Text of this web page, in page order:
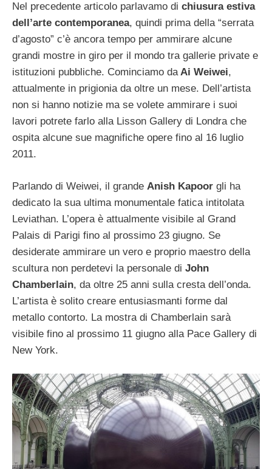
Nel precedente articolo parlavamo di chiusura estiva
dell’arte contemporanea, quindi prima della “serrata
d’agosto” c’è ancora tempo per ammirare alcune
grandi mostre in giro per il mondo tra gallerie private e
istituzioni pubbliche. Cominciamo daAi Weiwei,
attualmente in prigionia da oltre un mese. Dell’artista
non si hanno notizie ma se volete ammirare i suoi
lavori potrete farlo alla Lisson Gallery di Londra che
ospita alcune sue magnifiche opere fino al 16 luglio
2011.
Parlando di Weiwei, il grande Anish Kapoor gli ha
dedicato la sua ultima monumentale fatica intitolata
Leviathan. L’opera è attualmente visibile al Grand
Palais di Parigi fino al prossimo 23 giugno. Se
desiderate ammirare un vero e proprio maestro della
scultura non perdetevi la personale di John
Chamberlain, da oltre 25 anni sulla cresta dell’onda.
L’artista è solito creare entusiasmanti forme dal
metallo contorto. La mostra di Chamberlain sarà
visibile fino al prossimo 11 giugno alla Pace Gallery di
New York.